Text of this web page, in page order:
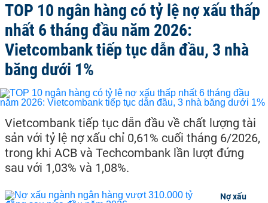
TOP 10 ngân hàng có tỷ lệ nợ xấu thấp
nhất 6 tháng đầu năm 2026:
Vietcombank tiếp tục dẫn đầu, 3 nhà
băng dưới 1%
Vietcombank tiếp tục dẫn đầu về chất lượng tài
sản với tỷ lệ nợ xấu chỉ 0,61% cuối tháng 6/2026,
trong khi ACB và Techcombank lần lượt đứng
sau với 1,03% và 1,08%.
Nợ xấu